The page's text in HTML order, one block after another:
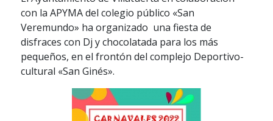
con la APYMA del colegio público «San
Veremundo» ha organizado una fiesta de
disfraces con Dj y chocolatada para los más
pequeños, en el frontón del complejo Deportivo-
cultural «San Ginés».